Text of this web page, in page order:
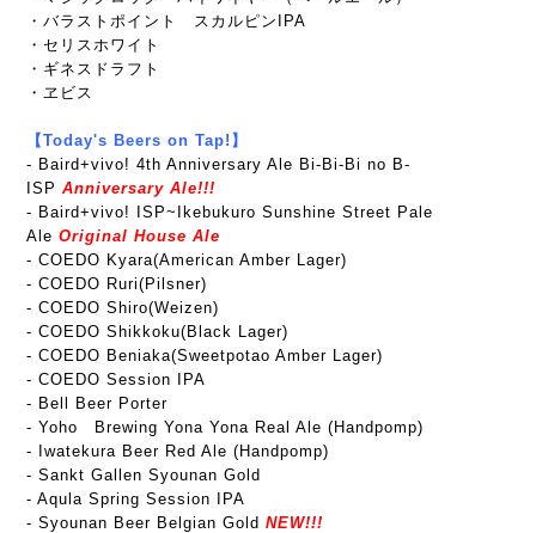
・バラストポイント スカルピンIPA
・セリスホワイト
・ギネスドラフト
・ヱビス
【Today's Beers on Tap!】
- Baird+vivo! 4th Anniversary Ale Bi-Bi-Bi no B-
ISP Anniversary Ale!!!
- Baird+vivo! ISP~Ikebukuro Sunshine Street Pale
Ale Original House Ale
- COEDO Kyara(American Amber Lager)
- COEDO Ruri(Pilsner)
- COEDO Shiro(Weizen)
- COEDO Shikkoku(Black Lager)
- COEDO Beniaka(Sweetpotao Amber Lager)
- COEDO Session IPA
- Bell Beer Porter
- Yoho Brewing Yona Yona Real Ale (Handpomp)
- Iwatekura Beer Red Ale (Handpomp)
- Sankt Gallen Syounan Gold
- Aqula Spring Session IPA
- Syounan Beer Belgian Gold NEW!!!